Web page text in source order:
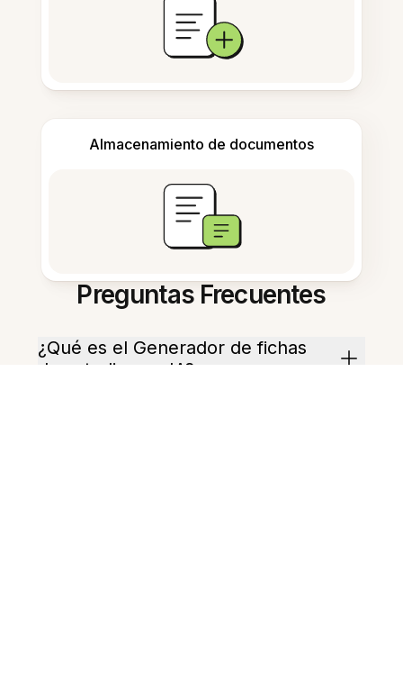
Almacenamiento de documentos
Preguntas Frecuentes
¿Qué es el Generador de fichas
de estudio con IA?